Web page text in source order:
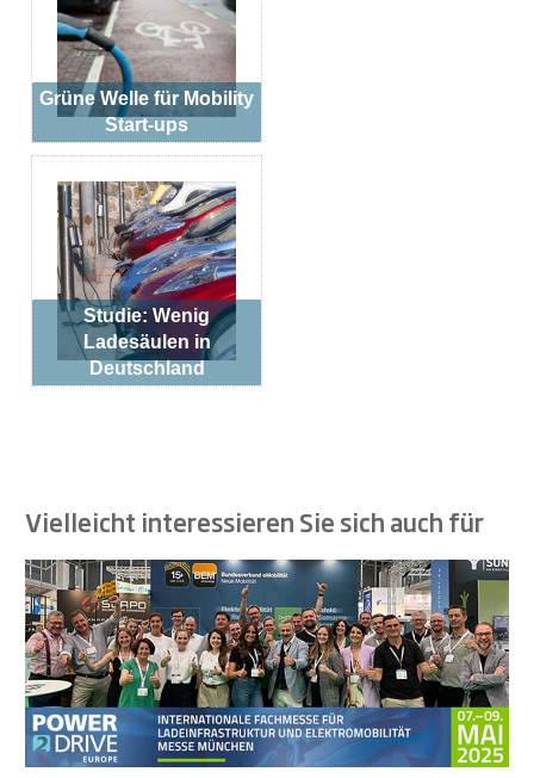
Grüne Welle für Mobility
Start-ups
Studie: Wenig
Ladesäulen in
Deutschland
Vielleicht interessieren Sie sich auch für